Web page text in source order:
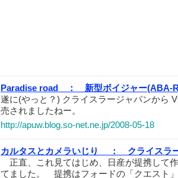
Paradise road ：
新型ボイジャー(ABA-
遂に(やっと？) クライスラージャパンから
売されましたねー。
http://apuw.blog.so-net.ne.jp/2008-05-18
カルタスとカメラいじり ：
クライスラ
正直、これ見てはじめ、日産が提携して
てました。 提携はフォードの「クエスト